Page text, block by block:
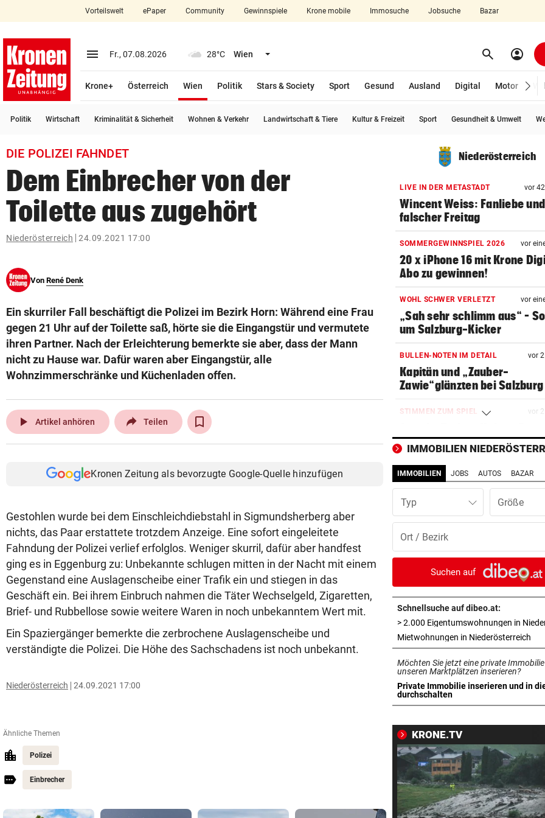
closeSchließen
account_circle Anmelden
arrow_right
bookmark
search
Suchbegriff
eingeben
© Krone Multimedia GmbH & Co KG 2026
Vorteilswelt ePaper Community Gewinnspiele Krone mobile Immosuche Jobsuche Bazar
menu Menü aufklappen
Fr., 07.08.2026 28°C Wien Menü aufklappen search Suchen
account_circle
Krone+ Österreich Wien
Politik
Stars & Society Sport Gesund Ausland Digital Motor
Politik Wirtschaft Kriminalität & Sicherheit Wohnen & Verkehr Landwirtschaft & Tiere Kultur & Freizeit Sport Gesundheit & Umwelt
DIE POLIZEI FAHNDET
Dem Einbrecher von der
Toilette aus zugehört
Niederösterreich 24.09.2021 17:00
Von René Denk
Ein skurriler Fall beschäftigt die Polizei im Bezirk Horn: Während eine Frau
gegen 21 Uhr auf der Toilette saß, hörte sie die Eingangstür und vermutete
ihren Partner. Nach der Erleichterung bemerkte sie aber, dass der Mann
nicht zu Hause war. Dafür waren aber Eingangstür, alle
Wohnzimmerschränke und Küchenladen offen.
play_arrow Artikel anhören Teilen
Kronen Zeitung als bevorzugte Google-Quelle hinzufügen
Gestohlen wurde bei dem Einschleichdiebstahl in Sigmundsherberg aber
nichts, das Paar erstattete trotzdem Anzeige. Eine sofort eingeleitete
Fahndung der Polizei verlief erfolglos. Weniger skurril, dafür aber handfest
ging es in Eggenburg zu: Unbekannte schlugen mitten in der Nacht mit einem
Gegenstand eine Auslagenscheibe einer Trafik ein und stiegen in das
Geschäft ein. Bei ihrem Einbruch nahmen die Täter Wechselgeld, Zigaretten,
Brief- und Rubbellose sowie weitere Waren in noch unbekanntem Wert mit.
Ein Spaziergänger bemerkte die zerbrochene Auslagenscheibe und
verständigte die Polizei. Die Höhe des Sachschadens ist noch unbekannt.
Niederösterreich 24.09.2021 17:00
Ähnliche Themen
Polizei
Einbrecher
Niederösterreich
LIVE IN DER METASTADT vor
Wincent Weiss: Fanliebe
falscher Freitag
SOMMERGEWINNSPIEL 2026 vor
20 x iPhone 16 mit Krone
Abo zu gewinnen!
WOHL SCHWER VERLETZT vor
„Sah sehr schlimm aus“ –
um Salzburg-Kicker
BULLEN-NOTEN IM DETAIL vor
Kapitän und „Zauber-
Zawie“glänzten bei Salzburg
STIMMEN ZUM SPIEL vor
uns besser!“
KUNDENDATEN BETROFFEN
Cyberangriff auf Wiener
Schmuckhändler Frey Wille
EUROPA-LEAGUE-QUALI vor
Joker Tabakovic führt
Last-Minute-Sieg
PALÄSTINENSER GETÖTET vor 3
Erste Anklage gegen Israeli
Gaza-Krieg
STIMMEN ZUM SPIEL vor 3
Sportboss Katzer: „Fahren
superhappy nach Hause“
ORKAN, KEIN STROM & CO vor 3
Skurrilitäten in der Red Bull
WASSERSPRINGEN vor
Knoll bei EM Achter vom
Lotfi auf Rang 12!
SCHON NÄCHSTE SAISON vor
IMMOBILIEN
IMMOBILIEN JOBS AUTOS BAZAR
Typ
Suchen auf
Schnellsuche auf dibeo.at:
Mietwohnungen in Niederösterreich
Möchten Sie jetzt eine private
unseren Marktplätzen inserieren?
Private Immobilie inserieren und in
durchschalten
in neuem Tab öffnen
KRONE.TV